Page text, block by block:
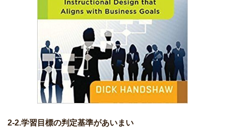
2-2.学習目標の判定基準があいまい